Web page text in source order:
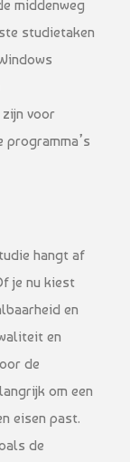
middenweg
studietaken
voor
hangt af
je nu kiest
en
en
de
om een
eisen past.
de